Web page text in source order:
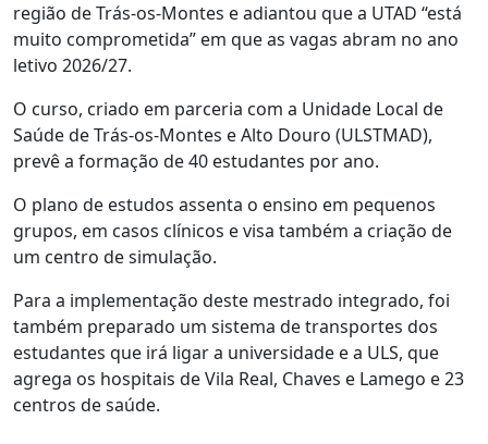
região de Trás-os-Montes e adiantou que a UTAD “está
muito comprometida” em que as vagas abram no ano
letivo 2026/27.
O curso, criado em parceria com a Unidade Local de
Saúde de Trás-os-Montes e Alto Douro (ULSTMAD),
prevê a formação de 40 estudantes por ano.
O plano de estudos assenta o ensino em pequenos
grupos, em casos clínicos e visa também a criação de
um centro de simulação.
Para a implementação deste mestrado integrado, foi
também preparado um sistema de transportes dos
estudantes que irá ligar a universidade e a ULS, que
agrega os hospitais de Vila Real, Chaves e Lamego e 23
centros de saúde.